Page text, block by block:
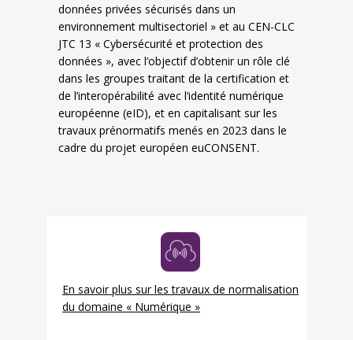
données privées sécurisés dans un
environnement multisectoriel » et au CEN-CLC
JTC 13 « Cybersécurité et protection des
données », avec l’objectif d’obtenir un rôle clé
dans les groupes traitant de la certification et
de l’interopérabilité avec l’identité numérique
européenne (eID), et en capitalisant sur les
travaux prénormatifs menés en 2023 dans le
cadre du projet européen euCONSENT.
En savoir plus sur les travaux de normalisation
du domaine « Numérique »